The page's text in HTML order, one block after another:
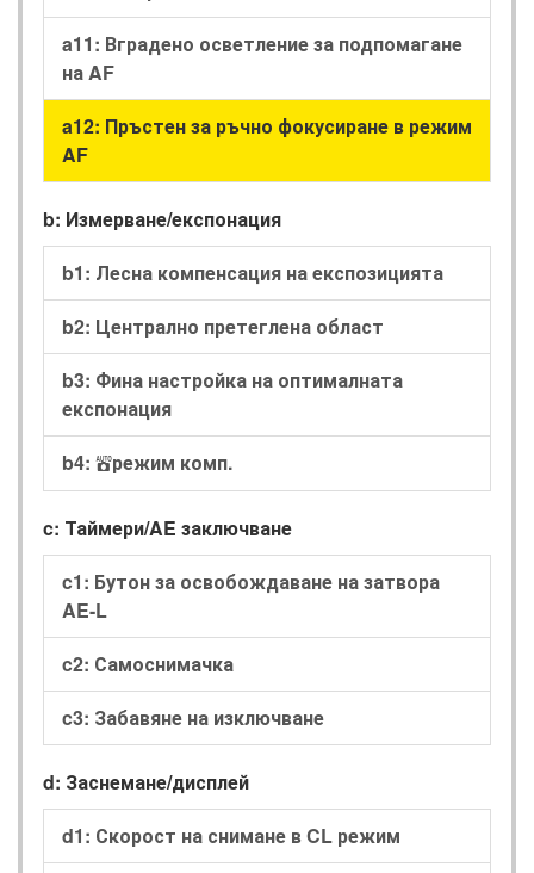
a11: Вградено осветление за подпомагане
на AF
a12: Пръстен за ръчно фокусиране в режим
AF
b: Измерване/експонация
b1: Лесна компенсация на експозицията
b2: Централно претеглена област
b3: Фина настройка на оптималната
експонация
b4: bрежим комп.
c: Таймери/AE заключване
c1: Бутон за освобождаване на затвора
AE-L
c2: Самоснимачка
c3: Забавяне на изключване
d: Заснемане/дисплей
d1: Скорост на снимане в CL режим